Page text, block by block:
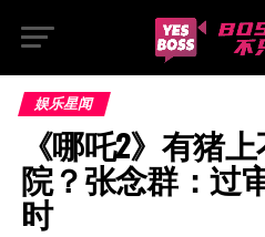
娱乐星闻
《哪吒2》有猪
院？张念群：过
时